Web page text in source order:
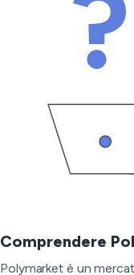
Comprendere
Polymarket è un